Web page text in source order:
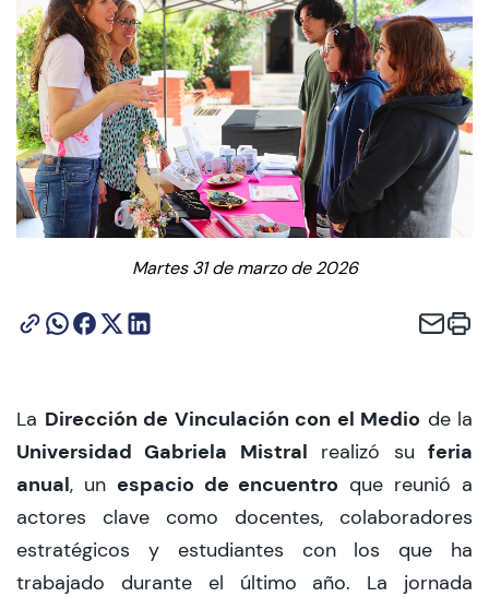
Biblioteca
UGM Online
Language Center
CIEO
Contacto y Horarios
modo claro
Martes 31 de marzo de 2026
La Dirección de Vinculación con el Medio de la
Universidad Gabriela Mistral realizó suferia
anual, un espacio de encuentro que reunió a
actores clave como docentes, colaboradores
estratégicos y estudiantes con los que ha
trabajado durante el último año. La jornada